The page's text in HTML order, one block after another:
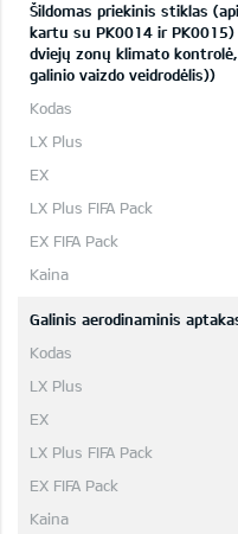
Šildomas priekinis stiklas
kartu su PK0014 ir
dviejų zonų klimato
galinio vaizdo veidrodėlis))
Galinis aerodinaminis